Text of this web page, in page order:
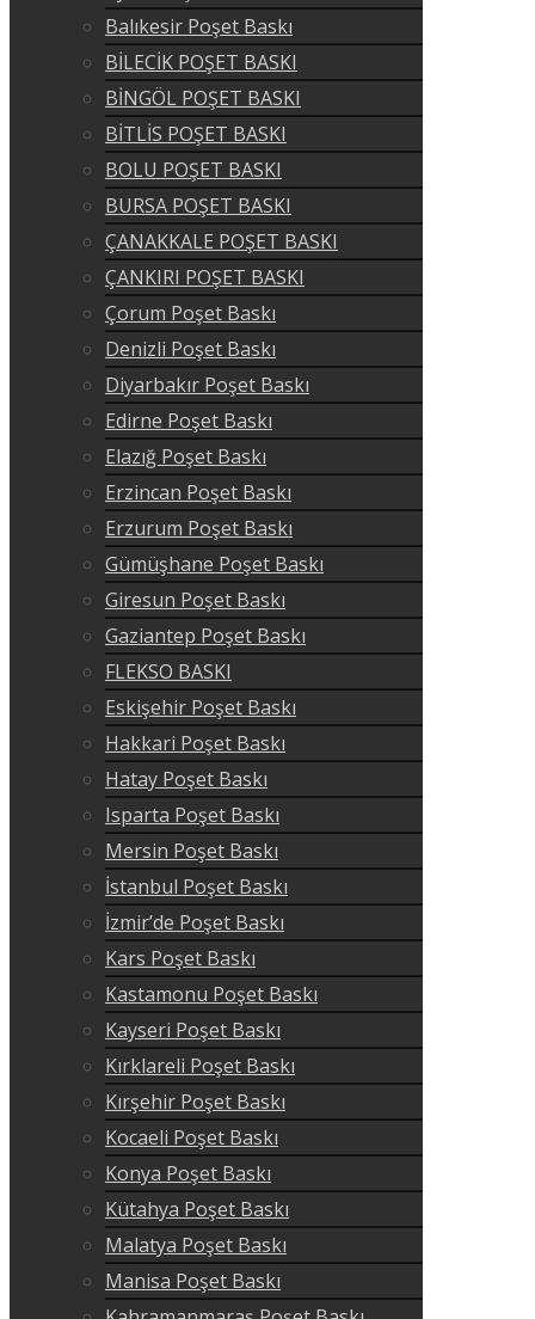
Balıkesir Poşet Baskı
BİLECİK POŞET BASKI
BİNGÖL POŞET BASKI
BİTLİS POŞET BASKI
BOLU POŞET BASKI
BURSA POŞET BASKI
ÇANAKKALE POŞET BASKI
ÇANKIRI POŞET BASKI
Çorum Poşet Baskı
Denizli Poşet Baskı
Diyarbakır Poşet Baskı
Edirne Poşet Baskı
Elazığ Poşet Baskı
Erzincan Poşet Baskı
Erzurum Poşet Baskı
Gümüşhane Poşet Baskı
Giresun Poşet Baskı
Gaziantep Poşet Baskı
FLEKSO BASKI
Eskişehir Poşet Baskı
Hakkari Poşet Baskı
Hatay Poşet Baskı
Isparta Poşet Baskı
Mersin Poşet Baskı
İstanbul Poşet Baskı
İzmir’de Poşet Baskı
Kars Poşet Baskı
Kastamonu Poşet Baskı
Kayseri Poşet Baskı
Kırklareli Poşet Baskı
Kırşehir Poşet Baskı
Kocaeli Poşet Baskı
Konya Poşet Baskı
Kütahya Poşet Baskı
Malatya Poşet Baskı
Manisa Poşet Baskı